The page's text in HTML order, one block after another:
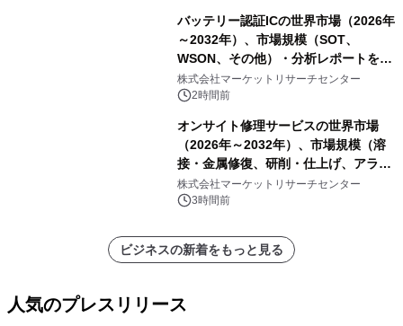
バッテリー認証ICの世界市場（2026年
～2032年）、市場規模（SOT、
WSON、その他）・分析レポートを発
表
株式会社マーケットリサーチセンター
2時間前
オンサイト修理サービスの世界市場
（2026年～2032年）、市場規模（溶
接・金属修復、研削・仕上げ、アライ
メント、その他）・分析レポートを発
表
株式会社マーケットリサーチセンター
3時間前
ビジネスの新着をもっと見る
人気のプレスリリース